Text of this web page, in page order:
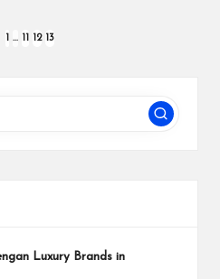
… 12 13
Luxury Brands in